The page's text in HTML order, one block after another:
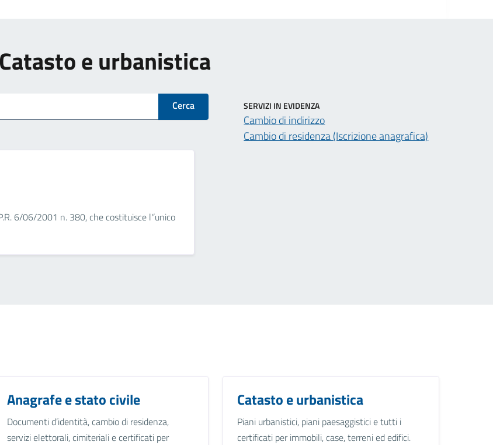
e urbanistica
Cerca
6/06/2001 n. 380, che costituisce l'’unico
SERVIZI IN EVIDENZA
Cambio di indirizzo
Cambio di residenza (Iscrizione anagrafica)
Anagrafe e stato civile
Documenti d’identità, cambio di residenza,
servizi elettorali, cimiteriali e certificati per
Catasto e urbanistica
Piani urbanistici, piani paesaggistici e tutti i
certificati per immobili, case, terreni ed edifici.